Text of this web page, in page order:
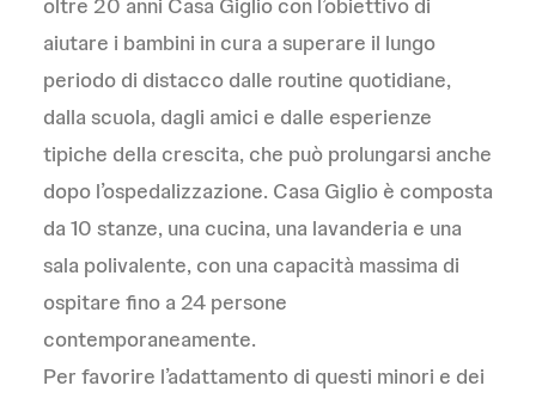
aiutare i bambini in cura a superare il lungo
periodo di distacco dalle routine quotidiane,
dalla scuola, dagli amici e dalle esperienze
tipiche della crescita, che può prolungarsi anche
dopo l’ospedalizzazione. Casa Giglio è composta
da 10 stanze, una cucina, una lavanderia e una
sala polivalente, con una capacità massima di
ospitare fino a 24 persone
contemporaneamente.
Per favorire l’adattamento di questi minori e dei